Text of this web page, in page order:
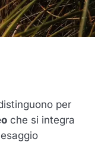
per
che si integra